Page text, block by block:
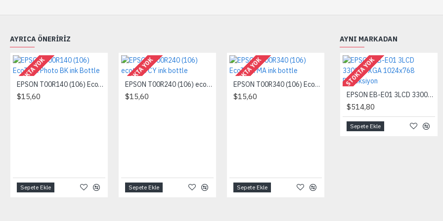
AYRICA ÖNERIRIZ
STOKTA YOK EPSON T00R140 (106) EcoTank Photo BK ink Bottle
$15,60
Sepete Ekle
STOKTA YOK EPSON T00R240 (106) ecotank CY ink bottle
$15,60
Sepete Ekle
STOKTA YOK EPSON T00R340 (106) EcoTank MA ink bottle
$15,60
Sepete Ekle
STOKTA YOK
$15,60
AYNI MARKADAN
STOKTA YOK
EPSON EB-E01 3LCD 3300AL XGA 1024x768 Projeksiyon
$514,80
Sepete Ekle